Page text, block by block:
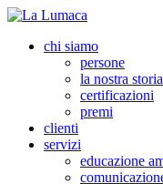
chi siamo
persone
la nostra storia
certificazioni
premi
clienti
servizi
educazione